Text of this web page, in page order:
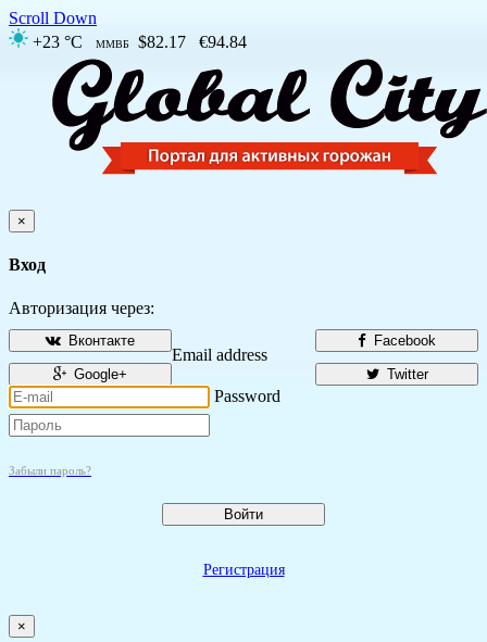
Scroll Down
+23 °C
ММВБ $82.17 €94.84
×
Вход
Авторизация через:
Facebook
Вконтакте
Twitter
Google+
Email address
Password
Забыли пароль?
Войти
Регистрация
×